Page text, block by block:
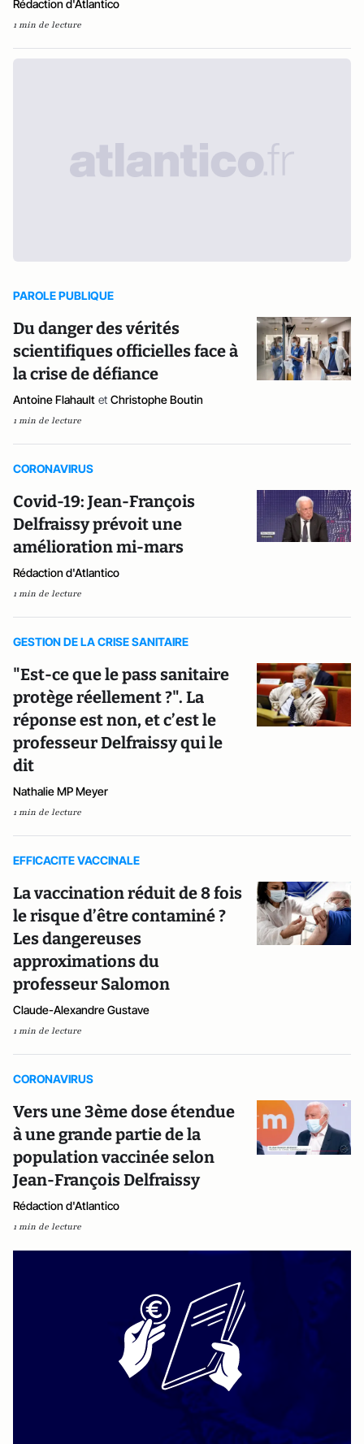
Rédaction d'Atlantico
1 min de lecture
PAROLE PUBLIQUE
Du danger des vérités
scientifiques officielles face à
la crise de défiance
Antoine Flahault et Christophe Boutin
1 min de lecture
CORONAVIRUS
Covid-19: Jean-François
Delfraissy prévoit une
amélioration mi-mars
Rédaction d'Atlantico
1 min de lecture
GESTION DE LA CRISE SANITAIRE
"Est-ce que le pass sanitaire
protège réellement ?". La
réponse est non, et c’est le
professeur Delfraissy qui le
dit
Nathalie MP Meyer
1 min de lecture
EFFICACITE VACCINALE
La vaccination réduit de 8 fois
le risque d’être contaminé ?
Les dangereuses
approximations du
professeur Salomon
Claude-Alexandre Gustave
1 min de lecture
CORONAVIRUS
Vers une 3ème dose étendue
à une grande partie de la
population vaccinée selon
Jean-François Delfraissy
Rédaction d'Atlantico
1 min de lecture